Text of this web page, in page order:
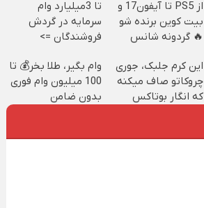
از PS5 تا آیفون17 و
بیت کوین برنده شو
🔥 گردونه شانس
تا 3میلیارد وام
سرمایه در گردش
فروشندگان =>
کن
این کرم جلبک، جوری
چروکاتو صاف میکنه
که انگار بوتاکس
وام بگیر، طلا بخر💰 تا
100 میلیون وام فوری
بدون ضامن